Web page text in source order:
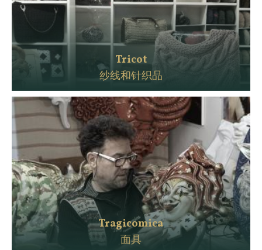
Tricot
纱线和针织品
Tragicomica
面具